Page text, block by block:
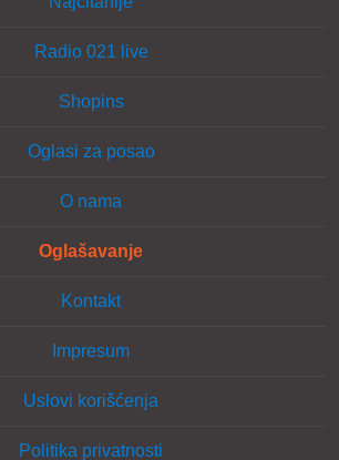
Radio 021 live
Shopins
Oglasi za posao
O nama
Oglašavanje
Kontakt
Impresum
Uslovi korišćenja
Politika privatnosti